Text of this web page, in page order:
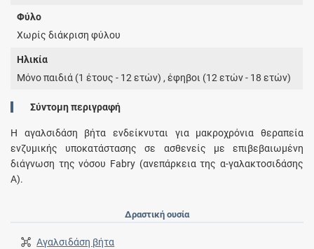
Φύλο
Χωρίς διάκριση φύλου
Ηλικία
Μόνο παιδιά (1 έτους - 12 ετών) , έφηβοι (12 ετών - 18 ετών)
Σύντομη περιγραφή
Η αγαλσιδάση βήτα ενδείκνυται για μακροχρόνια θεραπεία
ενζυμικής υποκατάστασης σε ασθενείς με επιβεβαιωμένη
διάγνωση της νόσου Fabry (ανεπάρκεια της α-γαλακτοσιδάσης
Α).
Δραστική ουσία
Αγαλσιδάση βήτα